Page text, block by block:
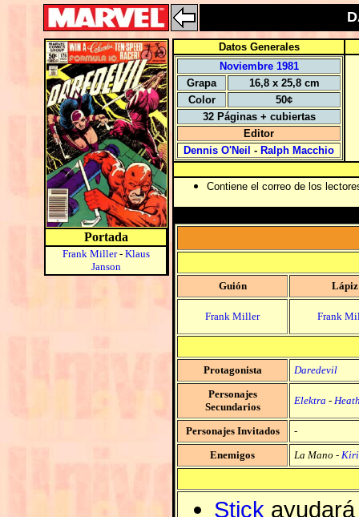
Portada
Frank Miller- Klaus
Janson
Datos Generales
Noviembre 1981
Grapa
16,8 x 25,8 cm
Color
50¢
32 Páginas + cubiertas
Editor
Dennis O'Neil - Ralph Macchio
Contiene el correo de los
Guión Lápiz
Frank Miller Frank
Protagonista
Daredevil
Personajes
Secundarios
Elektra -
Personajes Invitados
-
Enemigos
La Mano -
Stick